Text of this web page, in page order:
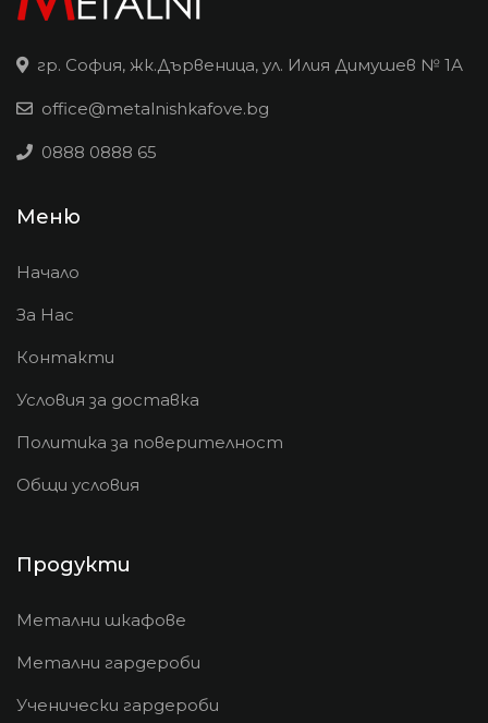
гр. София, жк.Дървеница, ул. Илия Димушев № 1А
office@metalnishkafove.bg
0888 0888 65
Меню
Начало
За Нас
Контакти
Условия за доставка
Политика за поверителност
Общи условия
Продукти
Метални шкафове
Метални гардероби
Ученически гардероби